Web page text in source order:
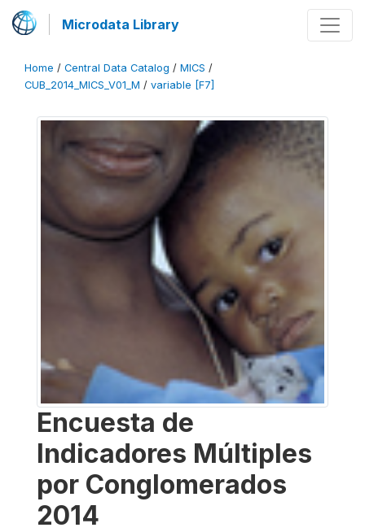
Microdata Library
Home / Central Data Catalog / MICS /
CUB_2014_MICS_V01_M / variable [F7]
Encuesta de
Indicadores Múltiples
por Conglomerados
2014